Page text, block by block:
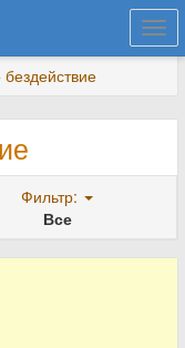
Фильтр:
Все